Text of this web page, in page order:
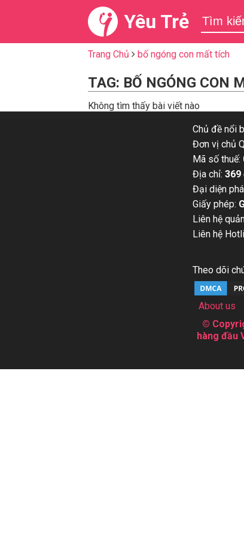
Yêu Trẻ
Trang Chủ bố ngóng con mất tích
TAG: BỐ NGÓNG CON
Không tìm thấy bài viết nào
Chủ đề nổi
Đơn vị chủ
Mã số thuế:
Địa chỉ: 369
Đại diện
Giấy phép:
Liên hệ
Liên hệ
Theo dõi
About us
©
hàng đầu